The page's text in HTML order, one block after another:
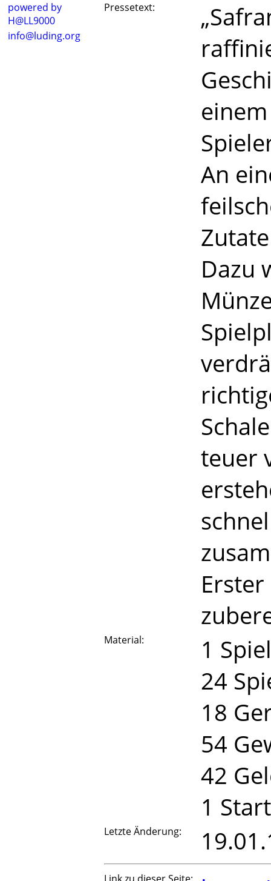
powered by
H@LL9000
info@luding.org
Pressetext:
An
Dazu
teuer
Material:
1
24
18
54
42
1
Letzte Änderung: